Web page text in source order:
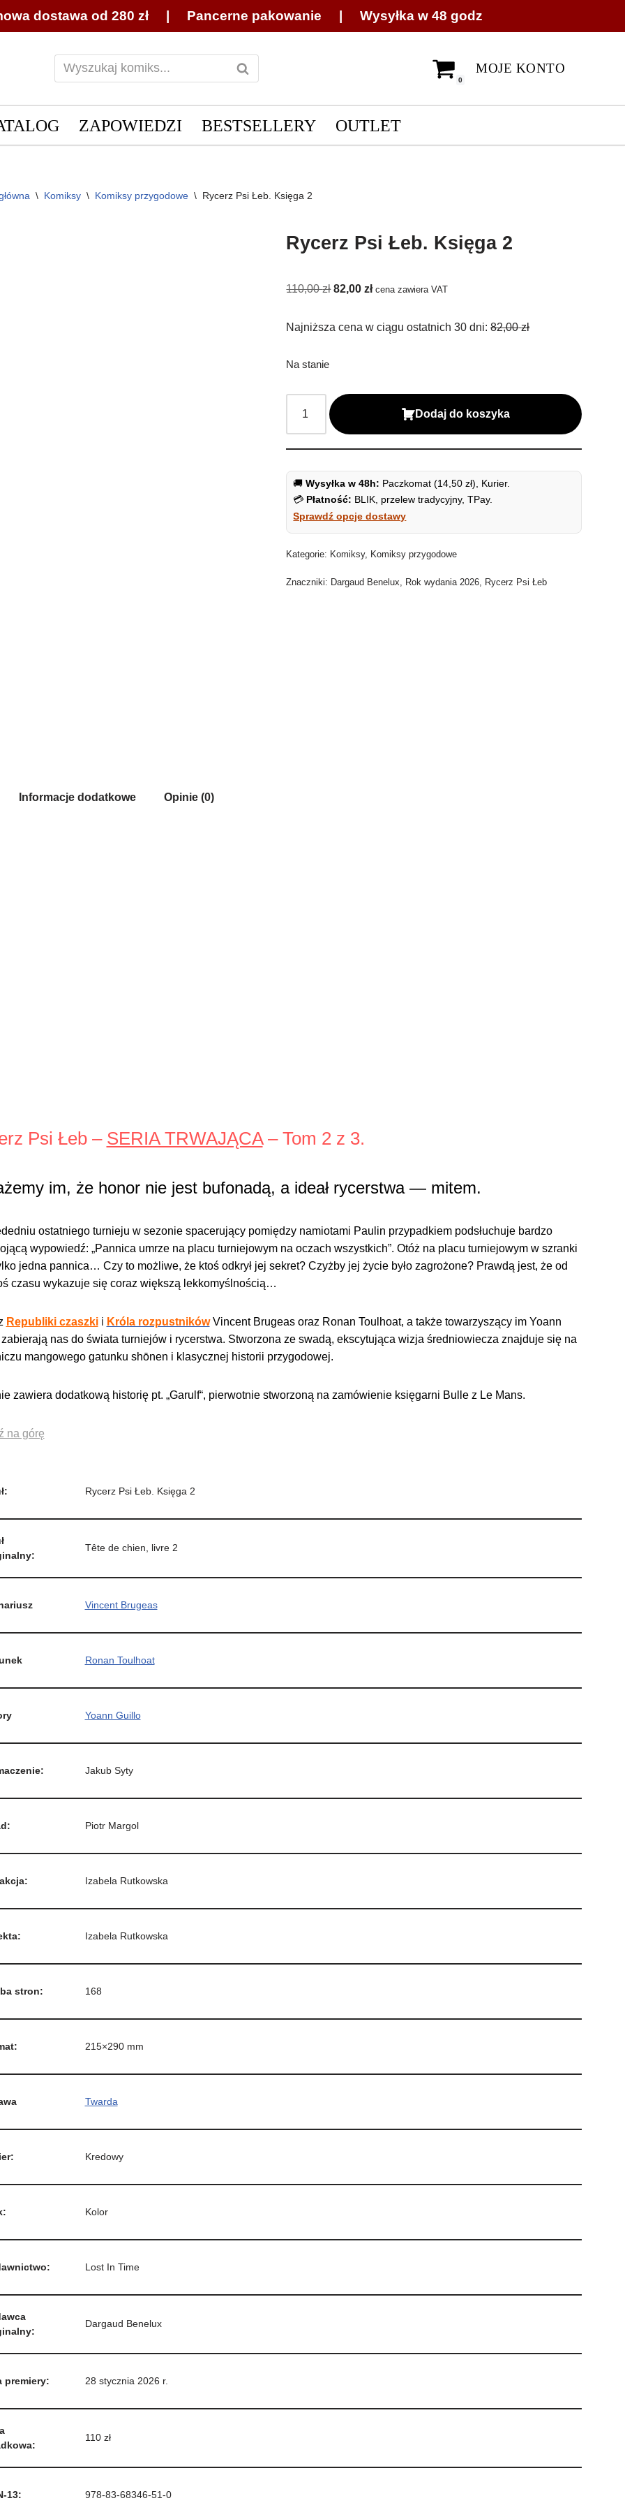
dostawa od 280 zł | Pancerne pakowanie | Wysyłka w 48 godz
0
MOJE KONTO
ZAPOWIEDZI BESTSELLERY OUTLET
\ Komiksy \ Komiksy przygodowe \ Rycerz Psi Łeb. Księga 2
Rycerz Psi Łeb. Księga 2
110,00zł 82,00zł cena zawiera VAT
Najniższa cena w ciągu ostatnich 30 dni:82,00 zł
Na stanie
Dodaj do koszyka
🚚Wysyłka w 48h: Paczkomat (14,50 zł), Kurier.
💳 Płatność: BLIK, przelew tradycyjny, TPay.
Sprawdź opcje dostawy
Kategorie: Komiksy, Komiksy przygodowe
Znaczniki: Dargaud Benelux Rok wydania 2026 Rycerz Psi Łeb
Informacje dodatkowe Opinie (0)
Psi Łeb – SERIA TRWAJĄCA– Tom 2 z 3.
im, że honor nie jest bufonadą, a ideał rycerstwa — mitem.
ostatniego turnieju w sezonie spacerujący pomiędzy namiotami Paulin przypadkiem podsłuchuje bardzo
wypowiedź: „Pannica umrze na placu turniejowym na oczach wszystkich”. Otóż na placu turniejowym w szranki
jedna pannica… Czy to możliwe, że ktoś odkrył jej sekret? Czyżby jej życie było zagrożone? Prawdą jest, że od
czasu wykazuje się coraz większą lekkomyślnością…
Republiki czaszkii Króla rozpustników Vincent Brugeas oraz Ronan Toulhoat, a także towarzyszący im Yoann
nas do świata turniejów i rycerstwa. Stworzona ze swadą, ekscytująca wizja średniowiecza znajduje się na
mangowego gatunku shōnen i klasycznej historii przygodowej.
zawiera dodatkową historię pt. „Garulf“, pierwotnie stworzoną na zamówienie księgarni Bulle z Le Mans.
na górę
Rycerz Psi Łeb. Księga 2
Tête de chien, livre 2
Vincent Brugeas
Ronan Toulhoat
Yoann Guillo
Jakub Syty
Piotr Margol
Izabela Rutkowska
Izabela Rutkowska
stron: 168
215×290 mm
Twarda
Kredowy
Kolor
Lost In Time
Dargaud Benelux
premiery: 28 stycznia 2026 r.
110 zł
13: 978-83-68346-51-0